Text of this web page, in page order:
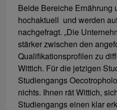
Beide Bereiche Ernährung
hochaktuell und werden
nachgefragt. „Die
stärker zwischen den
Qualifikationsprofilen zu
Wittich. Für die jetzigen
Studiengangs
nichts. Ihnen rät Wittich,
Studiengangs einen klar